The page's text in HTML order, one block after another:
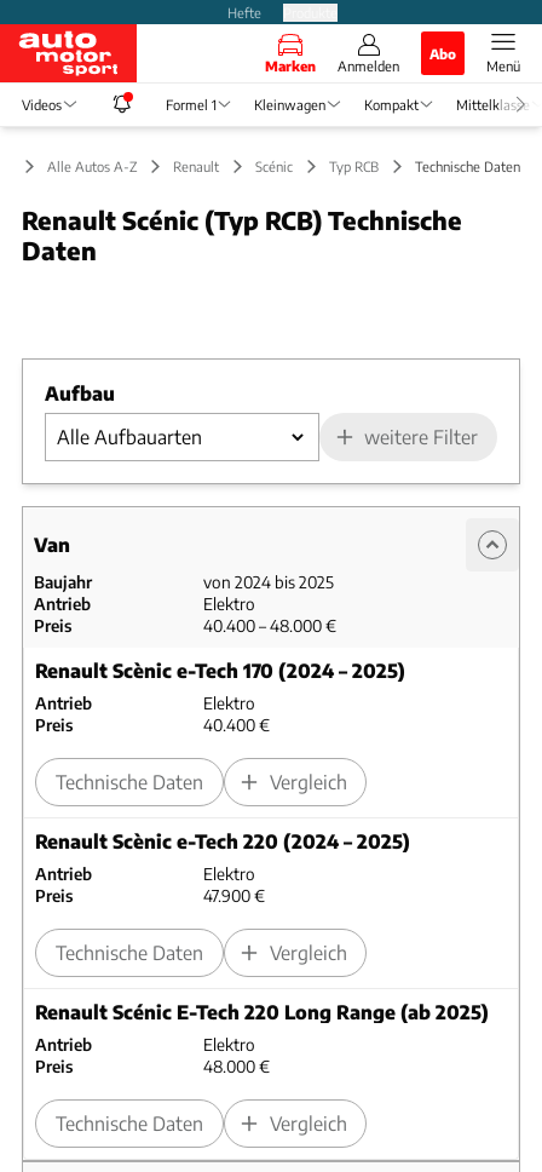
Hefte
Marken Anmelden
Abo
Menü
Videos Formel 1 Kleinwagen Kompakt Mittelklasse
Alle Autos A-Z Renault Scénic Typ RCB Technische Daten
Renault Scénic (Typ RCB) Technische
Daten
Aufbau
weitere Filter
Van
Baujahr
von 2024 bis 2025
Antrieb
Elektro
Preis
40.400 – 48.000 €
Renault Scènic e-Tech 170 (2024 – 2025)
Antrieb
Elektro
Preis
40.400 €
Technische Daten Vergleich
Renault Scènic e-Tech 220 (2024 – 2025)
Antrieb
Elektro
Preis
47.900 €
Technische Daten Vergleich
Renault Scénic E-Tech 220 Long Range (ab 2025)
Antrieb
Elektro
Preis
48.000 €
Technische Daten Vergleich